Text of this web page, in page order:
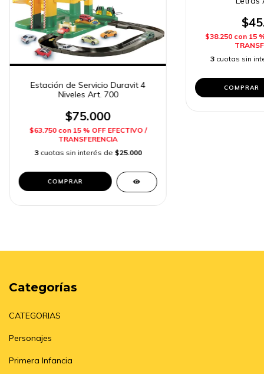
Estación de Servicio Duravit 4
Niveles Art. 700
$75.000
$63.750 con 15 % OFF EFECTIVO /
TRANSFERENCIA
3 cuotas sin interés de $25.000
$38.250 con 15
3 cuotas sin
Categorías
CATEGORIAS
Personajes
Primera Infancia